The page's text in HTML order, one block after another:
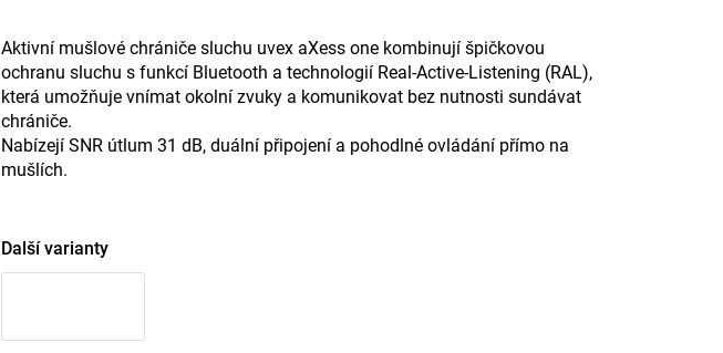
Aktivní mušlové chrániče sluchu uvex aXess one kombinují špičkovou
ochranu sluchu s funkcí Bluetooth a technologií Real-Active-Listening (RAL),
která umožňuje vnímat okolní zvuky a komunikovat bez nutnosti sundávat
chrániče.
Nabízejí SNR útlum 31 dB, duální připojení a pohodlné ovládání přímo na
mušlích.
Další varianty